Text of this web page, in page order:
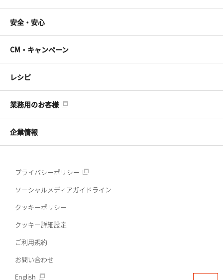
安全・安心
CM・キャンペーン
レシピ
業務用のお客様
企業情報
プライバシーポリシー
ソーシャルメディアガイドライン
クッキーポリシー
クッキー詳細設定
ご利用規約
お問い合わせ
English